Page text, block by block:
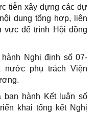
tiễn xây dựng các dự
dung tổng hợp, liên
vực để trình Hội đồng
Nghị định số 07-
nước phụ trách Viện
ban hành Kết luận số
khai tổng kết Nghị